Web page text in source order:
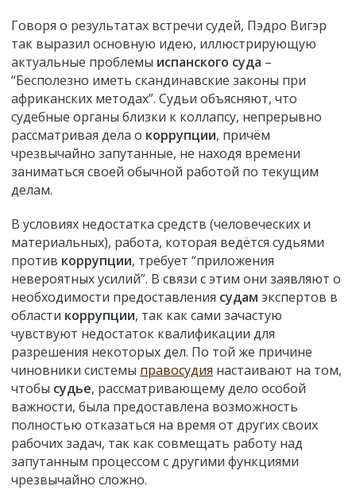
Говоря о результатах встречи судей, Пэдро Вигэр
так выразил основную идею, иллюстрирующую
актуальные проблемы испанского суда –
“Бесполезно иметь скандинавские законы при
африканских методах”. Судьи объясняют, что
судебные органы близки к коллапсу, непрерывно
рассматривая дела о коррупции, причём
чрезвычайно запутанные, не находя времени
заниматься своей обычной работой по текущим
делам.
В условиях недостатка средств (человеческих и
материальных), работа, которая ведётся судьями
против коррупции, требует “приложения
невероятных усилий”. В связи с этим они заявляют о
необходимости предоставления судам экспертов в
области коррупции, так как сами зачастую
чувствуют недостаток квалификации для
разрешения некоторых дел. По той же причине
чиновники системы правосудия настаивают на том,
чтобы судье, рассматривающему дело особой
важности, была предоставлена возможность
полностью отказаться на время от других своих
рабочих задач, так как совмещать работу над
запутанным процессом с другими функциями
чрезвычайно сложно.